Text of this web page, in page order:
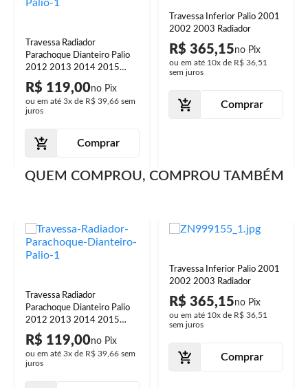
Travessa Radiador
Parachoque Dianteiro Palio
2012 2013 2014 2015
2016 2017
R$ 119,00
ou em até 3x de R$ 39,66 sem
juros
Comprar
Travessa Inferior Palio 2001
2002 2003 Radiador
R$ 365,15
ou em até 10x de R$ 36,51
sem juros
Comprar
QUEM COMPROU, COMPROU TAMBÉM
Travessa Radiador
Parachoque Dianteiro Palio
2012 2013 2014 2015
2016 2017
R$ 119,00
ou em até 3x de R$ 39,66 sem
juros
Travessa Inferior Palio 2001
2002 2003 Radiador
R$ 365,15
ou em até 10x de R$ 36,51
sem juros
Comprar